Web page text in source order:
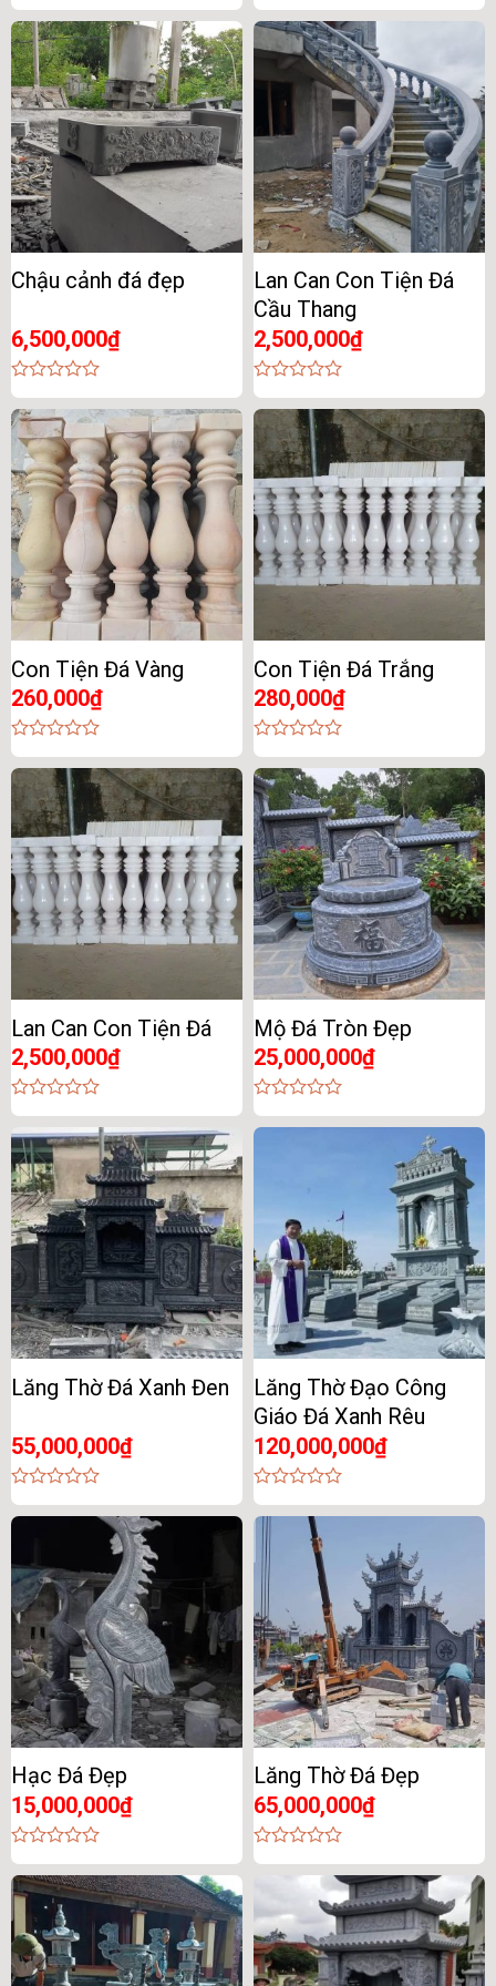
0
out
of
5
0
out
Chậu cảnh đá đẹp
6,500,000₫
0
out
of
Lan Can Con Tiện Đá
Cầu Thang
2,500,000₫
0
out
of
Con Tiện Đá Vàng
260,000₫
0
out
of
Con Tiện Đá Trắng
280,000₫
0
out
of
5
Lan Can Con Tiện Đá
2,500,000₫
0
out
of
5
Mộ Đá Tròn Đẹp
25,000,000₫
0
out
Lăng Thờ Đá Xanh Đen
55,000,000₫
0
out
Lăng Thờ Đạo Công
Giáo Đá Xanh Rêu
120,000,000₫
0
out
of
Hạc Đá Đẹp
15,000,000₫
0
out
of
Lăng Thờ Đá Đẹp
65,000,000₫
0
5